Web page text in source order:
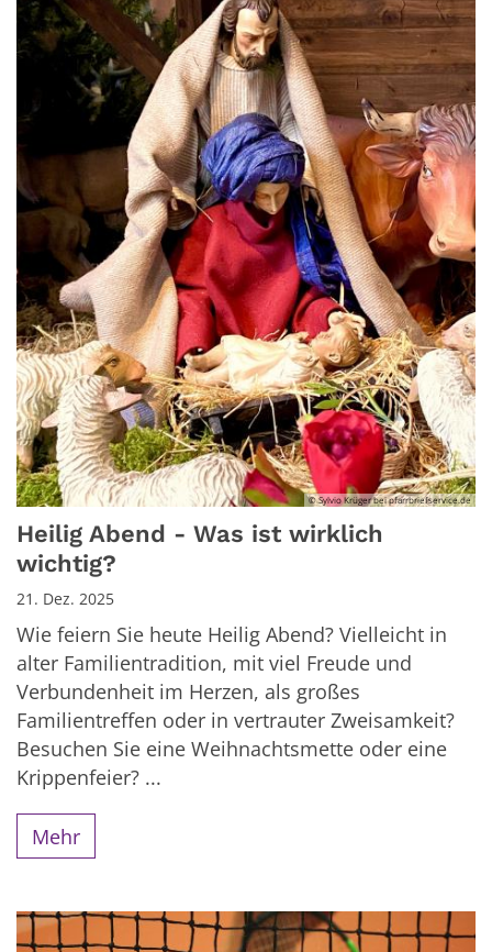
© Sylvio Krüger bei pfarrbriefservice.de
Heilig Abend - Was ist wirklich
wichtig?
21. Dez. 2025
Wie feiern Sie heute Heilig Abend? Vielleicht in
alter Familientradition, mit viel Freude und
Verbundenheit im Herzen, als großes
Familientreffen oder in vertrauter Zweisamkeit?
Besuchen Sie eine Weihnachtsmette oder eine
Krippenfeier? ...
Mehr